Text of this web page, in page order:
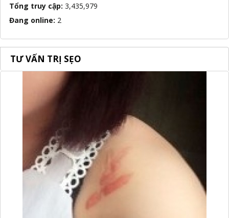
Tổng truy cập: 3,435,979
Đang online: 2
TƯ VẤN TRỊ SẸO